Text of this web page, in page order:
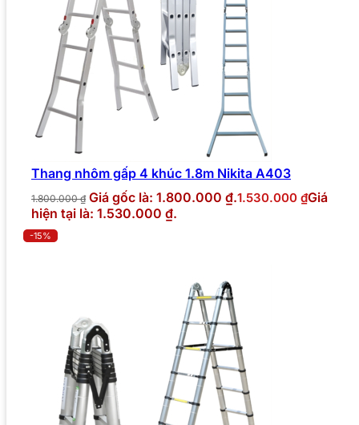
Thang nhôm gấp 4 khúc 1.8m Nikita A403
1.800.000₫ Giá gốc là: 1.800.000 ₫.1.530.000 ₫Giá
hiện tại là: 1.530.000 ₫.
-15%